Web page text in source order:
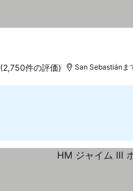
(2,750件の評価) San Sebastiánま